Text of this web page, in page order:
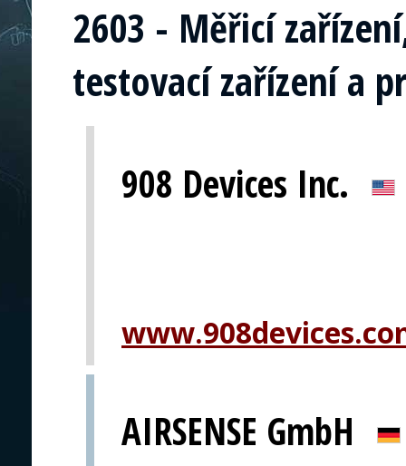
2603 - Měřicí
testovací zařízení a
908 Devices Inc.
AIRSENSE GmbH